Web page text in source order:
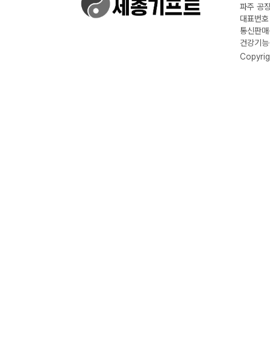
파주 공
대표번
통신판
건강기